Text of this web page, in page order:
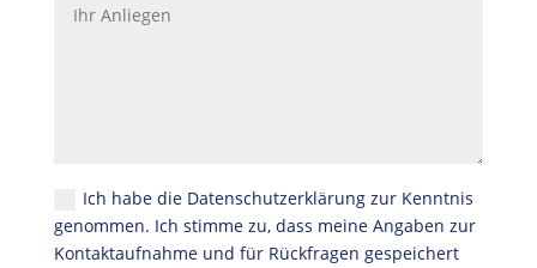
Ich habe die Datenschutzerklärung zur Kenntnis
genommen. Ich stimme zu, dass meine Angaben zur
Kontaktaufnahme und für Rückfragen gespeichert